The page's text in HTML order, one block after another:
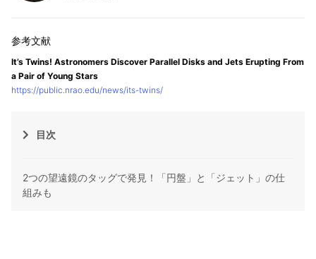
It’s Twins! Astronomers Discover Parallel Disks and Jets Erupting From
a Pair of Young Stars
https://public.nrao.edu/news/its-twins/
目次
2つの望遠鏡のタッグで発見！「円盤」と「ジェット」の仕
組みも